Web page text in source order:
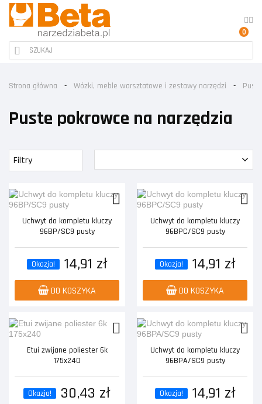
0
Strona główna Wózki, meble warsztatowe i zestawy narzędzi
Puste pokrowce na narzędzia
Filtry
Uchwyt do kompletu kluczy
96BP/SC9 pusty
Okazja! 14,91 zł
DO KOSZYKA
Uchwyt do kompletu kluczy
96BPC/SC9 pusty
Okazja! 14,91 zł
DO KOSZYKA
Etui zwijane poliester 6k
175x240
Okazja! 30,43 zł
Uchwyt do kompletu kluczy
96BPA/SC9 pusty
Okazja! 14,91 zł